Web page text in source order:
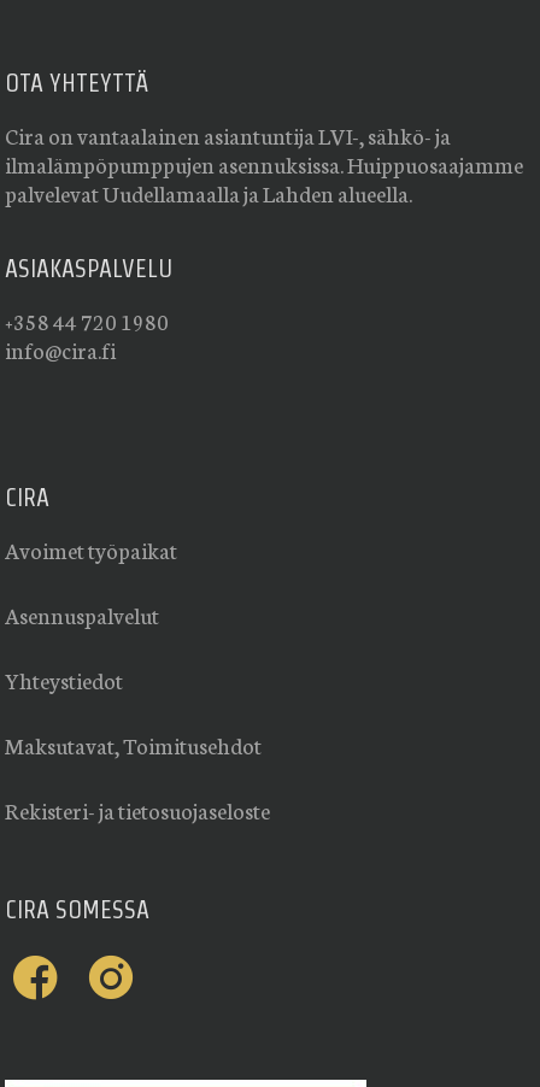
OTA YHTEYTTÄ
Cira on vantaalainen asiantuntija LVI-, sähkö- ja
ilmalämpöpumppujen asennuksissa. Huippuosaajamme
palvelevat Uudellamaalla ja Lahden alueella.
ASIAKASPALVELU
+358 44 720 1980
info@cira.fi
CIRA
Avoimet työpaikat
Asennuspalvelut
Yhteystiedot
Maksutavat, Toimitusehdot
Rekisteri- ja tietosuojaseloste
CIRA SOMESSA